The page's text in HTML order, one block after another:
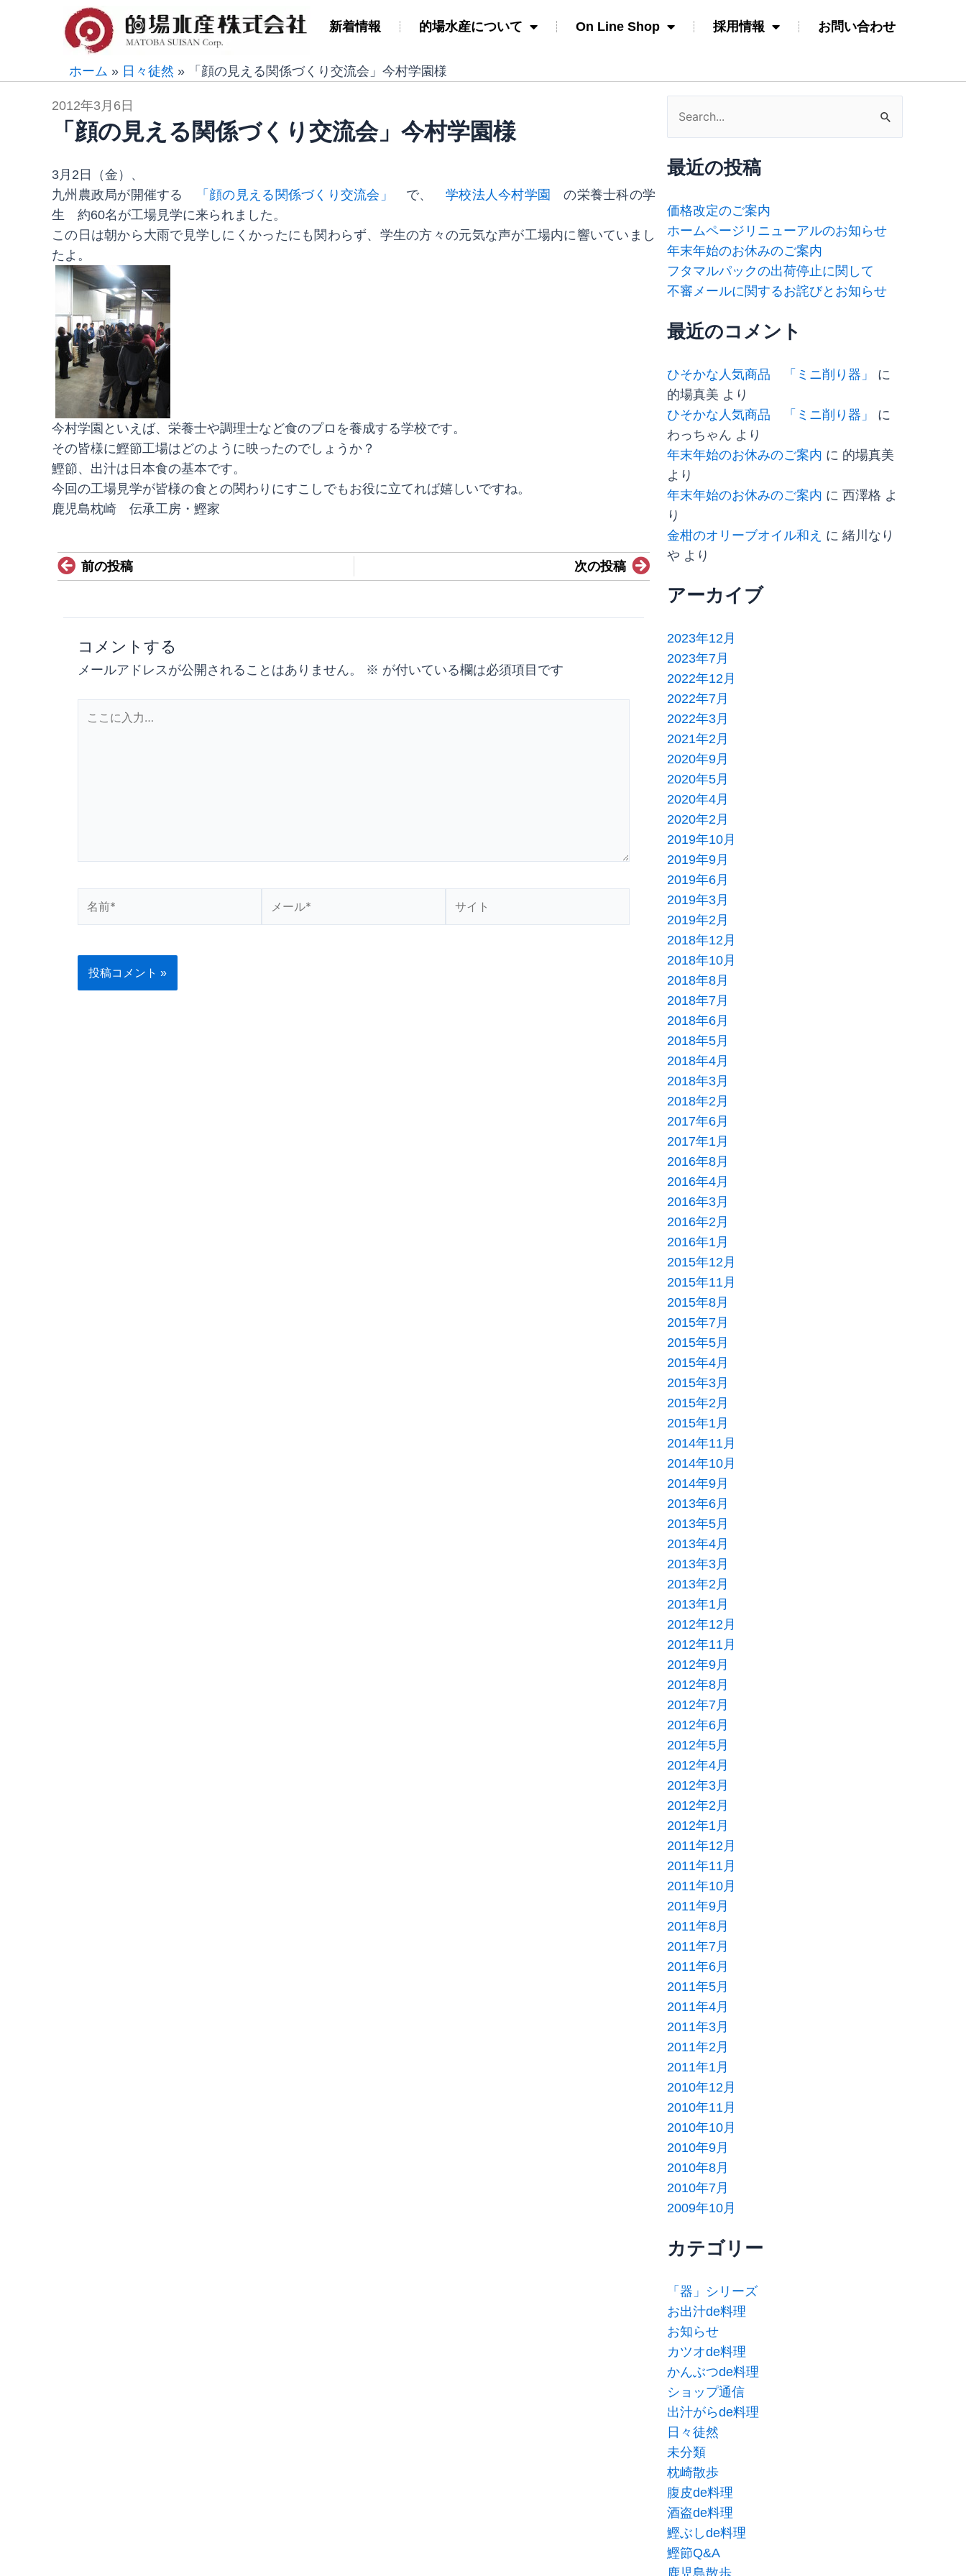
新着情報 的場水産について On Line Shop 採用情報 お問い合わせ
ホーム » 日々徒然 » 「顔の見える関係づくり交流会」今村学園様
2012年3月6日
「顔の見える関係づくり交流会」今村学園様
3月2日（金）、
九州農政局が開催する
「顔の見える関係づくり交流会」 で、学校法人今村学園
の栄養士科の学
生 約60名が工場見学に来られました。
この日は朝から大雨で見学しにくかったにも関わらず、学生の方々の元気な声が工場内に響いていまし
たよ。
今村学園といえば、栄養士や調理士など食のプロを養成する学校です。
その皆様に鰹節工場はどのように映ったのでしょうか？
鰹節、出汁は日本食の基本です。
今回の工場見学が皆様の食との関わりにすこしでもお役に立てれば嬉しいですね。
鹿児島枕崎 伝承工房・鰹家
Prev
前の投稿 次の投稿 Next
コメントする
メールアドレスが公開されることはありません。 ※ が付いている欄は必須項目です
索
対
象:
最近の投稿
価格改定のご案内
ホームページリニューアルのお知らせ
年末年始のお休みのご案内
フタマルパックの出荷停止に関して
不審メールに関するお詫びとお知らせ
最近のコメント
ひそかな人気商品 「ミニ削り器」
に
的場真美 より
ひそかな人気商品 「ミニ削り器」
に
わっちゃん より
年末年始のお休みのご案内 に 的場真美
より
年末年始のお休みのご案内 に 西澤格 よ
り
金柑のオリーブオイル和え に 緒川なり
や より
アーカイブ
2023年12月
2023年7月
2022年12月
2022年7月
2022年3月
2021年2月
2020年9月
2020年5月
2020年4月
2020年2月
2019年10月
2019年9月
2019年6月
2019年3月
2019年2月
2018年12月
2018年10月
2018年8月
2018年7月
2018年6月
2018年5月
2018年4月
2018年3月
2018年2月
2017年6月
2017年1月
2016年8月
2016年4月
2016年3月
2016年2月
2016年1月
2015年12月
2015年11月
2015年8月
2015年7月
2015年5月
2015年4月
2015年3月
2015年2月
2015年1月
2014年11月
2014年10月
2014年9月
2013年6月
2013年5月
2013年4月
2013年3月
2013年2月
2013年1月
2012年12月
2012年11月
2012年9月
2012年8月
2012年7月
2012年6月
2012年5月
2012年4月
2012年3月
2012年2月
2012年1月
2011年12月
2011年11月
2011年10月
2011年9月
2011年8月
2011年7月
2011年6月
2011年5月
2011年4月
2011年3月
2011年2月
2011年1月
2010年12月
2010年11月
2010年10月
2010年9月
2010年8月
2010年7月
2009年10月
カテゴリー
「器」シリーズ
お出汁de料理
お知らせ
カツオde料理
かんぶつde料理
ショップ通信
出汁がらde料理
日々徒然
未分類
枕崎散歩
腹皮de料理
酒盗de料理
鰹ぶしde料理
鰹節Q&A
鹿児島散歩